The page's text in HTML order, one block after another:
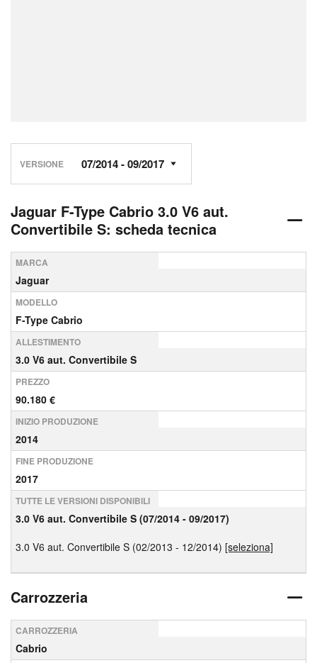
VERSIONE
Jaguar F-Type Cabrio 3.0 V6 aut.
Convertibile S: scheda tecnica
MARCA
Jaguar
MODELLO
F-Type Cabrio
ALLESTIMENTO
3.0 V6 aut. Convertibile S
PREZZO
90.180 €
INIZIO PRODUZIONE
2014
FINE PRODUZIONE
2017
TUTTE LE VERSIONI DISPONIBILI
3.0 V6 aut. Convertibile S (07/2014 - 09/2017)
3.0 V6 aut. Convertibile S (02/2013 - 12/2014) [seleziona]
Carrozzeria
CARROZZERIA
Cabrio